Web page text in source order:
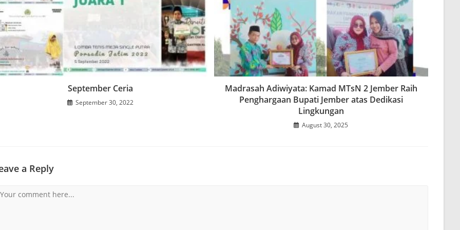
September Ceria
September 30, 2022
Madrasah Adiwiyata: Kamad MTsN 2 Jember Raih
Penghargaan Bupati Jember atas Dedikasi
Lingkungan
August 30, 2025
a Reply